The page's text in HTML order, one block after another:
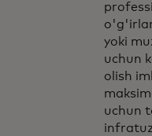
yoki
uchun
olish
uchun